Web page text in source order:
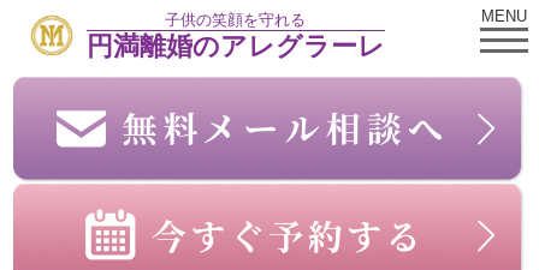
子供の笑顔を守れる
円満離婚のアレグラーレ
MENU